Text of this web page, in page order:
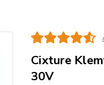
Cixture
30V